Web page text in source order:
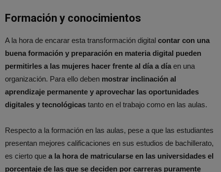
Formación y conocimientos
A la hora de encarar esta transformación digital contar con una
buena formación y preparación en materia digital pueden
permitirles a las mujeres hacer frente al día a día en una
organización. Para ello deben mostrar inclinación al
aprendizaje permanente y aprovechar las oportunidades
digitales y tecnológicas tanto en el trabajo como en las aulas.
Respecto a la formación en las aulas, pese a que las estudiantes
presentan mejores calificaciones en sus estudios de bachillerato,
es cierto que a la hora de matricularse en las universidades el
porcentaje de las que se deciden por carreras puramente